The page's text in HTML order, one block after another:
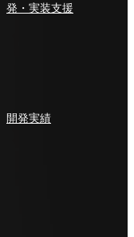
発・実装支援
開発実績